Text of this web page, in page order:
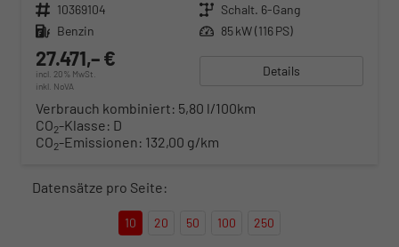
Fahrzeugnr. 10369104 Getriebe Schalt. 6-Gang
Kraftstoff Benzin Leistung 85 kW (116 PS)
27.471,– €
incl. 20% MwSt.
inkl. NoVA
Details
Verbrauch kombiniert: 5,80 l/100km
CO2-Klasse: D
CO2-Emissionen: 132,00 g/km
Datensätze pro Seite:
10 20 50 100 250